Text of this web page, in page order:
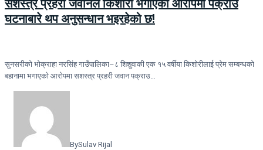
सशस्त्र प्रहरी जवानले किशोरी भगाएको आरोपमा पक्राउ
घटनाबारे थप अनुसन्धान भइरहेको छ!
सुनसरीको भोक्राहा नरसिंह गाउँपालिका–८ शिशुवाकी एक १५ वर्षीया किशोरीलाई प्रेम सम्बन्धको
बहानामा भगाएको आरोपमा सशस्त्र प्रहरी जवान पक्राउ…
BySulav Rijal